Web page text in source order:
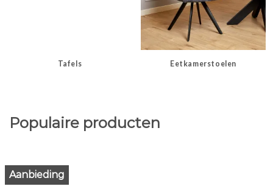
Tafels Eetkamerstoelen
Populaire producten
Aanbieding